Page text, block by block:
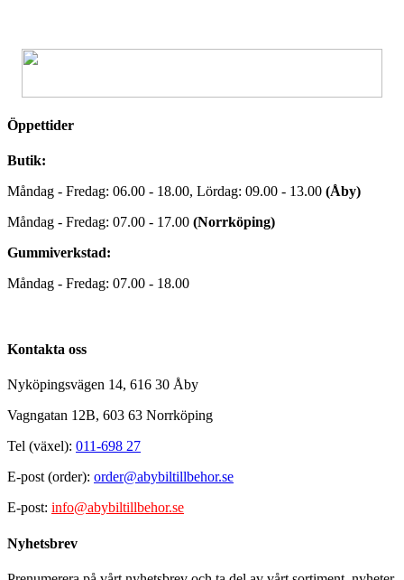
Öppettider
Butik:
Måndag - Fredag: 06.00 - 18.00, Lördag: 09.00 - 13.00 (Åby)
Måndag - Fredag: 07.00 - 17.00 (Norrköping)
Gummiverkstad:
Måndag - Fredag: 07.00 - 18.00
Kontakta oss
Nyköpingsvägen 14, 616 30 Åby
Vagngatan 12B, 603 63 Norrköping
Tel (växel): 011-698 27
E-post (order): order@abybiltillbehor.se
E-post: info@abybiltillbehor.se
Nyhetsbrev